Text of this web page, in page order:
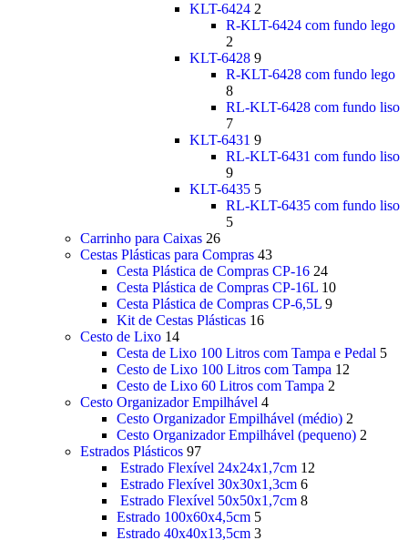
KLT-6424 2
R-KLT-6424 com fundo lego
2
KLT-6428 9
R-KLT-6428 com fundo lego
8
RL-KLT-6428 com fundo liso
7
KLT-6431 9
RL-KLT-6431 com fundo liso
9
KLT-6435 5
RL-KLT-6435 com fundo liso
5
Carrinho para Caixas 26
Cestas Plásticas para Compras 43
Cesta Plástica de Compras CP-16 24
Cesta Plástica de Compras CP-16L 10
Cesta Plástica de Compras CP-6,5L 9
Kit de Cestas Plásticas 16
Cesto de Lixo 14
Cesta de Lixo 100 Litros com Tampa e Pedal 5
Cesto de Lixo 100 Litros com Tampa 12
Cesto de Lixo 60 Litros com Tampa 2
Cesto Organizador Empilhável 4
Cesto Organizador Empilhável (médio) 2
Cesto Organizador Empilhável (pequeno) 2
Estrados Plásticos 97
Estrado Flexível 24x24x1,7cm 12
Estrado Flexível 30x30x1,3cm 6
Estrado Flexível 50x50x1,7cm 8
Estrado 100x60x4,5cm 5
Estrado 40x40x13,5cm 3